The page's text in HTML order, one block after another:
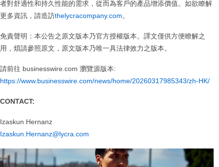
者對舒適性和持久性能的需求，從而為客戶的產品增添價值。如欲瞭解
更多資訊，請造訪thelycracompany.com。
免責聲明：本公告之原文版本乃官方授權版本。譯文僅供方便瞭解之
用，煩請參照原文，原文版本乃唯一具法律效力之版本。
請前往 businesswire.com 瀏覽源版本:
https://www.businesswire.com/news/home/20260317985343/zh-HK/
CONTACT:
Izaskun Hernanz
Izaskun.Hernanz@lycra.com